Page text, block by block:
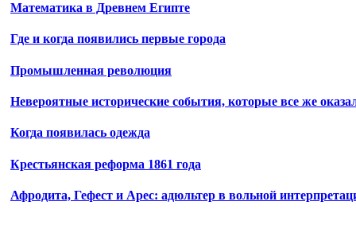
Математика в Древнем Египте
Где и когда появились первые города
Промышленная революция
Невероятные исторические события, которые все же
Когда появилась одежда
Крестьянская реформа 1861 года
Афродита, Гефест и Арес: адюльтер в вольной